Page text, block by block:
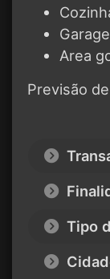
Area
Previsão
Tipo